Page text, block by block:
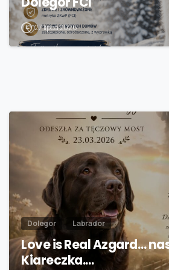
27 lipca 2026
Dolegor Labrador
Love is Real Azgard…
Kiareczka.…